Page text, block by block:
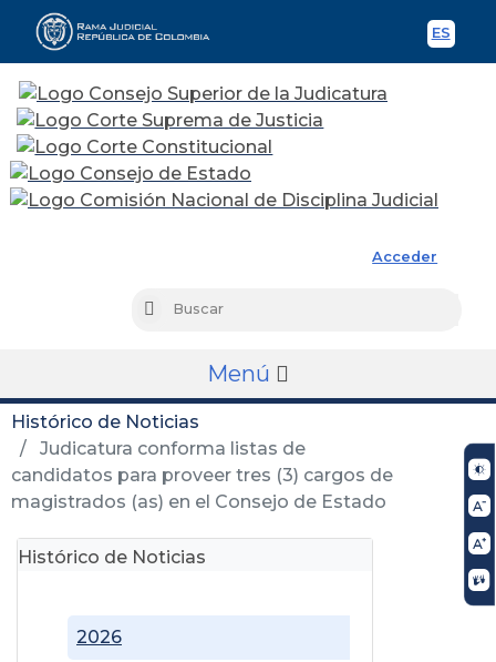
ES
Acceder
Buscar
Menú
Histórico de Noticias
Judicatura conforma listas de
candidatos para proveer tres (3) cargos de
magistrados (as) en el Consejo de Estado
Histórico de Noticias
2026